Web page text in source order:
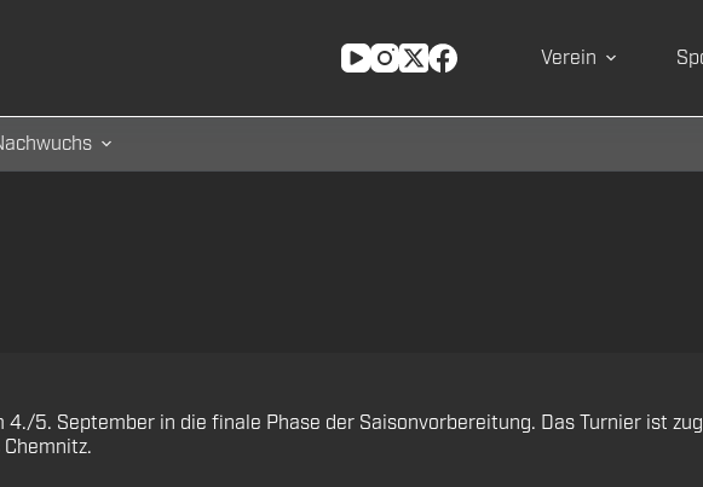
Verein
5. September in die finale Phase der Saisonvorbereitung. Das Turnier ist